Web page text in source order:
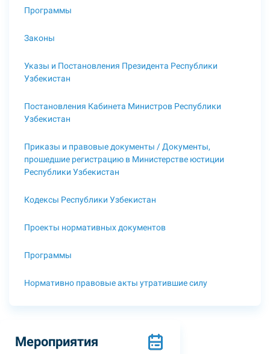
Программы
Законы
Указы и Постановления Президента Республики
Узбекистан
Постановления Кабинета Министров Республики
Узбекистан
Приказы и правовые документы / Документы,
прошедшие регистрацию в Министерстве юстиции
Республики Узбекистан
Кодексы Республики Узбекистан
Проекты нормативных документов
Программы
Нормативно правовые акты утратившие силу
Мероприятия